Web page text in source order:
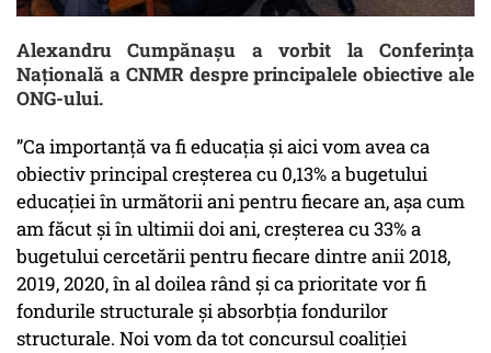
Alexandru Cumpănaşu a vorbit la Conferința
Națională a CNMR despre principalele obiective ale
ONG-ului.
”Ca importanţă va fi educaţia şi aici vom avea ca
obiectiv principal creşterea cu 0,13% a bugetului
educaţiei în următorii ani pentru fiecare an, aşa cum
am făcut şi în ultimii doi ani, creşterea cu 33% a
bugetului cercetării pentru fiecare dintre anii 2018,
2019, 2020, în al doilea rând şi ca prioritate vor fi
fondurile structurale şi absorbţia fondurilor
structurale. Noi vom da tot concursul coaliţiei